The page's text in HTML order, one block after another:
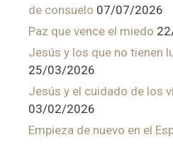
de consuelo 07/07/2026
Paz que vence el miedo
Jesús y los que no tienen
25/03/2026
Jesús y el cuidado de los
03/02/2026
Empieza de nuevo en el